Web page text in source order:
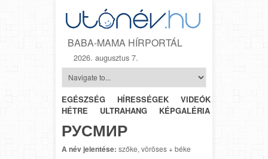
BABA-MAMA HÍRPORTÁL
2026. augusztus 7.
EGÉSZSÉG HÍRESSÉGEK VIDEÓK
HÉTRŐL-
HÉTRE
ULTRAHANG KÉPGALÉRIA
РУСМИР
A név jelentése: szőke, vöröses + béke